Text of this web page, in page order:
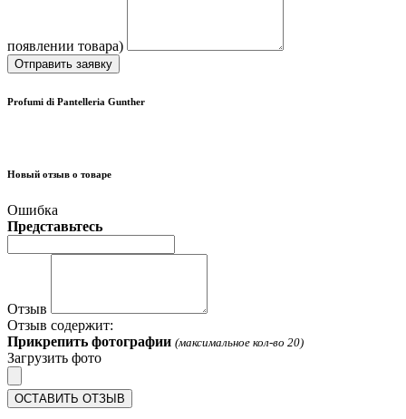
появлении товара)
Отправить заявку
Profumi di Pantelleria Gunther
Новый отзыв о товаре
Ошибка
Представьтесь
Отзыв
Отзыв содержит:
Прикрепить фотографии (максимальное кол-во 20)
Загрузить фото
ОСТАВИТЬ ОТЗЫВ